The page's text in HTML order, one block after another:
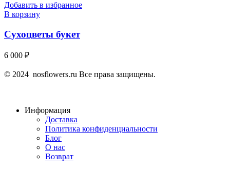
Добавить в избранное
В корзину
Сухоцветы букет
6 000 ₽
© 2024 nosflowers.ru Все права защищены.
Информация
Доставка
Политика конфиденциальности
Блог
О нас
Возврат